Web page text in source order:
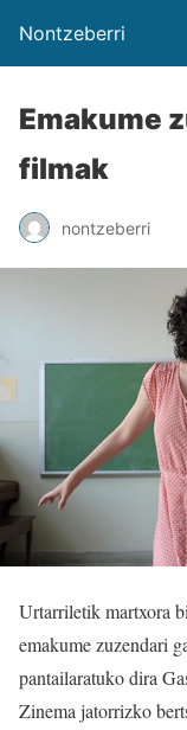
Nontzeberri
Emakume
filmak
nontzeberri
Urtarriletik martxora
emakume zuzendari
pantailaratuko dira
Zinema jatorrizko